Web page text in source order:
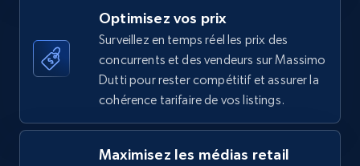
URL, Final price, Sku, Currency, Gtin,
Specifications, Image urls, Top reviews, and
more.
877+ Commencer
Optimisez vos prix
Surveillez en temps réel les prix des
concurrents et des vendeurs sur Massimo
Dutti pour rester compétitif et assurer la
cohérence tarifaire de vos listings.
Maximisez les médias retail